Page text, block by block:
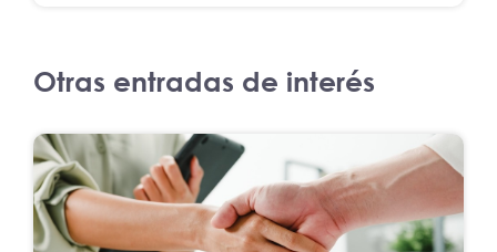
Otras entradas de interés